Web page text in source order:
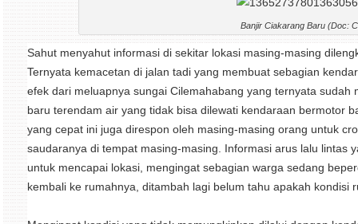
Banjir Ciakarang Baru (Doc:
Sahut menyahut informasi di sekitar lokasi masing-masing
Ternyata kemacetan di jalan tadi yang membuat sebagian
efek dari meluapnya sungai Cilemahabang yang ternyata sudah
baru terendam air yang tidak bisa dilewati kendaraan bermotor
yang cepat ini juga direspon oleh masing-masing orang untuk
saudaranya di tempat masing-masing. Informasi arus lalu lintas
untuk mencapai lokasi, mengingat sebagian warga sedang
kembali ke rumahnya, ditambah lagi belum tahu apakah kondisi